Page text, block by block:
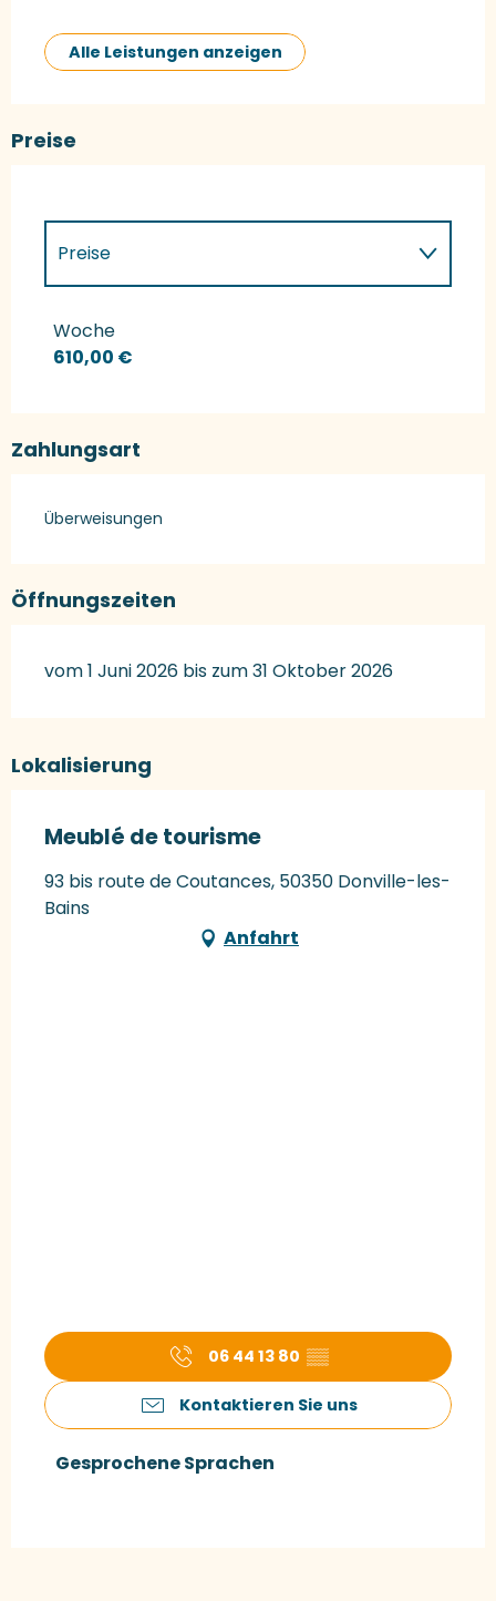
Alle Leistungen anzeigen
Preise
Preise
Preise 2027
Woche
610,00 €
Zahlungsart
Überweisungen
Öffnungszeiten
vom 1 Juni 2026 bis zum 31 Oktober 2026
Lokalisierung
Meublé de tourisme
93 bis route de Coutances, 50350 Donville-les-
Bains
Anfahrt
06 44 13 80 ▒▒
Kontaktieren Sie uns
Gesprochene Sprachen
Gesprochene Sprachen